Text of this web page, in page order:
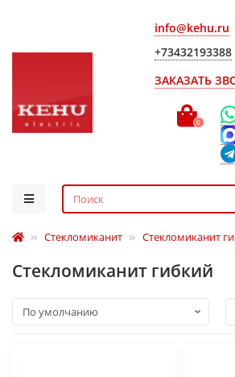
info@kehu.ru
+73432193388
ЗАКАЗАТЬ
0
Стекломиканит Стекломиканит
Стекломиканит гибкий